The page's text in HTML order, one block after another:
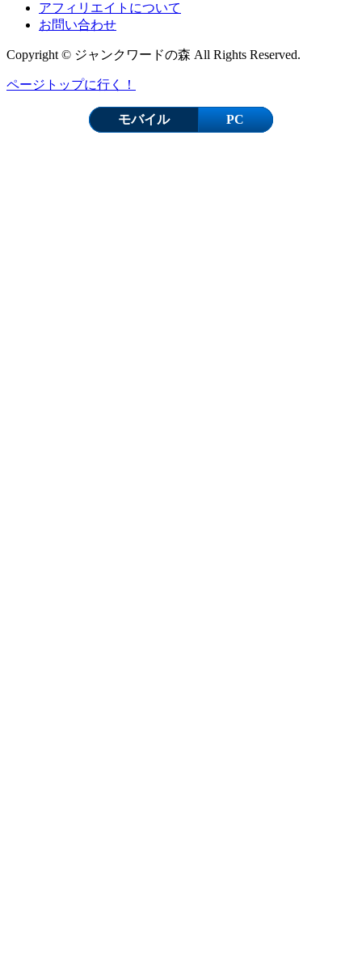
アフィリエイトについて
お問い合わせ
Copyright © ジャンクワードの森 All Rights Reserved.
ページトップに行く！
モバイル PC